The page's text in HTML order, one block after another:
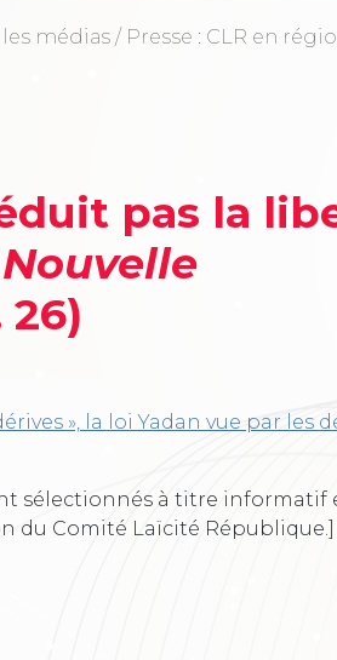
les médias / Presse : CLR en
pas la
26)
», la loi Yadan vue par les
sélectionnés à titre informatif
du Comité Laïcité République.]